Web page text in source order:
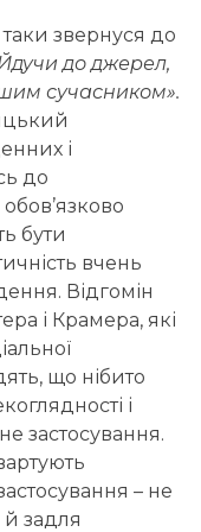
звернуся до
до джерел,
сучасником».
і
до
бути
вчень
Відгомін
і Крамера, які
що нібито
і
застосування.
– не
задля